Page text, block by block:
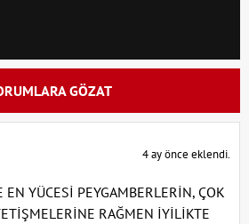
GÖZAT
4 ay önce eklendi.
YÜCESİ PEYGAMBERLERİN, ÇOK
RAĞMEN İYİLİKTE